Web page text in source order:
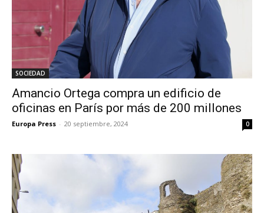
SOCIEDAD
Amancio Ortega compra un edificio de
oficinas en París por más de 200 millones
Europa Press - 20 septiembre, 2024 0